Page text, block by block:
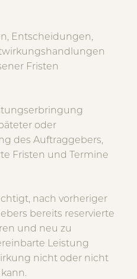
Entscheidungen,
Fristen
oder
des Auftraggebers,
Fristen und Termine
nach vorheriger
bereits reservierte
und neu zu
Leistung
nicht oder nicht